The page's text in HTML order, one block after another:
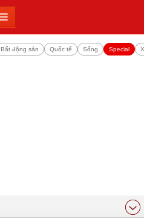
Bất động sản Quốc tế Sống Special